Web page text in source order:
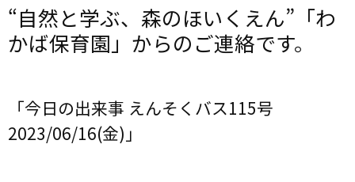
“自然と学ぶ、森のほいくえん”「わ
かば保育園」からのご連絡です。
「今日の出来事 えんそくバス115号
2023/06/16(金)」